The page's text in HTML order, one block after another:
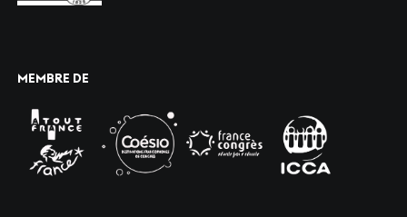
MEMBRE DE